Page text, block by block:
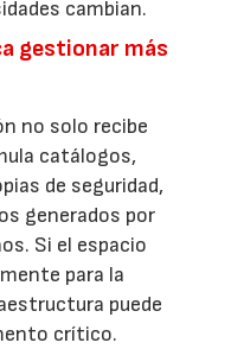
cambian.
gestionar más
no solo recibe
catálogos,
de seguridad,
generados por
Si el espacio
para la
puede
crítico.